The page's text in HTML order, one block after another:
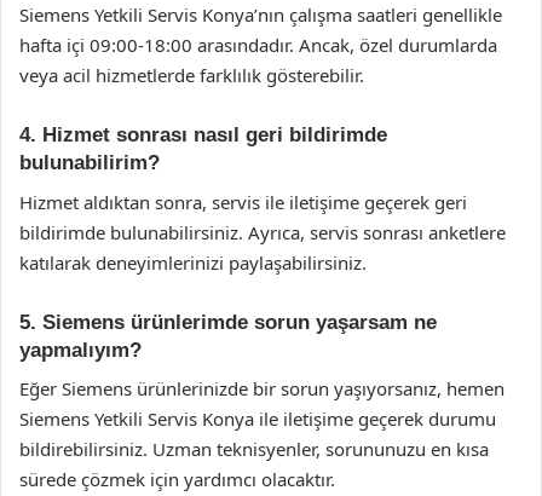
Siemens Yetkili Servis Konya’nın çalışma saatleri genellikle
hafta içi 09:00-18:00 arasındadır. Ancak, özel durumlarda
veya acil hizmetlerde farklılık gösterebilir.
4. Hizmet sonrası nasıl geri bildirimde
bulunabilirim?
Hizmet aldıktan sonra, servis ile iletişime geçerek geri
bildirimde bulunabilirsiniz. Ayrıca, servis sonrası anketlere
katılarak deneyimlerinizi paylaşabilirsiniz.
5. Siemens ürünlerimde sorun yaşarsam ne
yapmalıyım?
Eğer Siemens ürünlerinizde bir sorun yaşıyorsanız, hemen
Siemens Yetkili Servis Konya ile iletişime geçerek durumu
bildirebilirsiniz. Uzman teknisyenler, sorununuzu en kısa
sürede çözmek için yardımcı olacaktır.